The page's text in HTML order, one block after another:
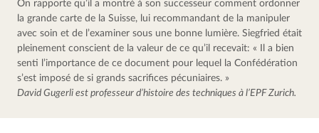
On rapporte qu’il a montré à son successeur comment ordonner
la grande carte de la Suisse, lui recommandant de la manipuler
avec soin et de l’examiner sous une bonne lumière. Siegfried était
pleinement conscient de la valeur de ce qu’il recevait: « Il a bien
senti l’importance de ce document pour lequel la Confédération
s’est imposé de si grands sacrifices pécuniaires. »
David Gugerli est professeur d’histoire des techniques à l’EPF Zurich.